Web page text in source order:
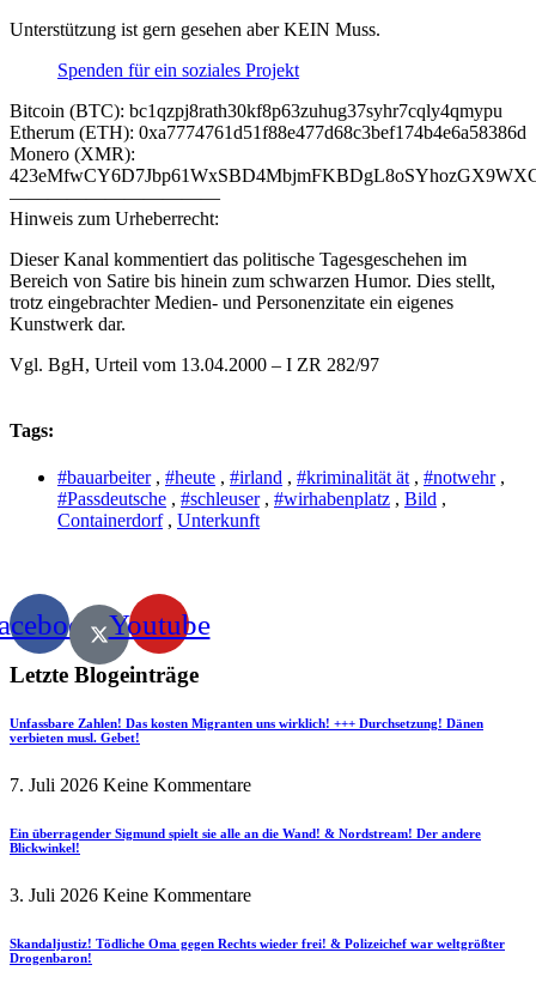
Unterstützung ist gern gesehen aber KEIN Muss.
Spenden für ein soziales Projekt
Bitcoin (BTC): bc1qzpj8rath30kf8p63zuhug37syhr7cqly4qmypu
Etherum (ETH): 0xa7774761d51f88e477d68c3bef174b4e6a58386d
Monero (XMR):
———————————
Hinweis zum Urheberrecht:
Dieser Kanal kommentiert das politische Tagesgeschehen im
Bereich von Satire bis hinein zum schwarzen Humor. Dies stellt,
trotz eingebrachter Medien- und Personenzitate ein eigenes
Kunstwerk dar.
Vgl. BgH, Urteil vom 13.04.2000 – I ZR 282/97
Tags:
#bauarbeiter, #heute , #irland , #kriminalität ät , #notwehr,
#Passdeutsche , #schleuser, #wirhabenplatz , Bild ,
Containerdorf, Unterkunft
Youtube
Letzte Blogeinträge
Unfassbare Zahlen! Das kosten Migranten uns wirklich! +++ Durchsetzung! Dänen
verbieten musl. Gebet!
7. Juli 2026 Keine Kommentare
Ein überragender Sigmund spielt sie alle an die Wand! & Nordstream! Der andere
Blickwinkel!
3. Juli 2026 Keine Kommentare
Skandaljustiz! Tödliche Oma gegen Rechts wieder frei! & Polizeichef war weltgrößter
Drogenbaron!